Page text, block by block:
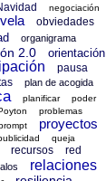
negociación
obviedades
organigrama
2.0
orientación
pausa
plan de acogida
planificar
poder
problemas
proyectos
queja
recursos red
relaciones